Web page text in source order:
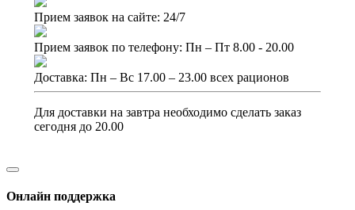
Прием заявок на сайте: 24/7
Прием заявок по телефону: Пн – Пт 8.00 - 20.00
Доставка: Пн – Вс 17.00 – 23.00 всех рационов
Для доставки на завтра необходимо сделать заказ
сегодня до 20.00
Онлайн поддержка